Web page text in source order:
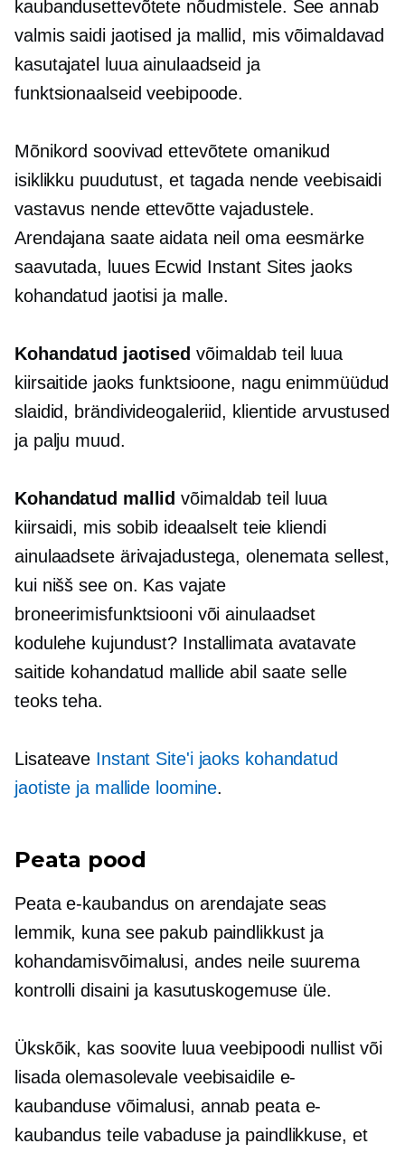
kaubandusettevõtete nõudmistele. See annab
valmissaidi jaotised ja mallid, mis võimaldavad
kasutajatel luua ainulaadseid ja
funktsionaalseid veebipoode.
Mõnikord soovivad ettevõtete omanikud
isiklikku puudutust, et tagada nende veebisaidi
vastavus nende ettevõtte vajadustele.
Arendajana saate aidata neil oma eesmärke
saavutada, luues Ecwid Instant Sites jaoks
kohandatud jaotisi ja malle.
Kohandatud jaotised võimaldab teil luua
kiirsaitide jaoks funktsioone, nagu enimmüüdud
slaidid, brändivideogaleriid, klientide arvustused
ja palju muud.
Kohandatud mallid võimaldab teil luua
kiirsaidi, mis sobib ideaalselt teie kliendi
ainulaadsete ärivajadustega, olenemata sellest,
kui nišš see on. Kas vajate
broneerimisfunktsiooni või ainulaadset
kodulehe kujundust? Installimata avatavate
saitide kohandatud mallide abil saate selle
teoks teha.
Lisateave Instant Site'i jaoks kohandatud
jaotiste ja mallide loomine.
Peata pood
Peata e-kaubandus on arendajate seas
lemmik, kuna see pakub paindlikkust ja
kohandamisvõimalusi, andes neile suurema
kontrolli disaini ja kasutuskogemuse üle.
Ükskõik, kas soovite luua veebipoodi nullist või
lisada olemasolevale veebisaidile e-
kaubanduse võimalusi, annab peata e-
kaubandus teile vabaduse ja paindlikkuse, et